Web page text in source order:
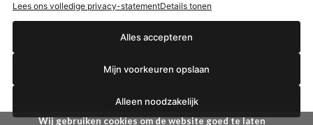
Zwitsal SUN
Wij gebruiken cookies om de website goed te laten
Lees ons volledige privacy-statementDetails tonen
Alles accepteren
Mijn voorkeuren opslaan
Alleen noodzakelijk
Ja, ik wil korting